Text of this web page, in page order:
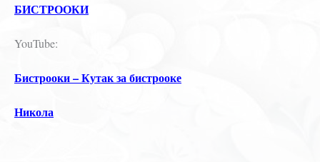
БИСТРООКИ
YouTube:
Бистрооки – Кутак за бистрооке
Никола